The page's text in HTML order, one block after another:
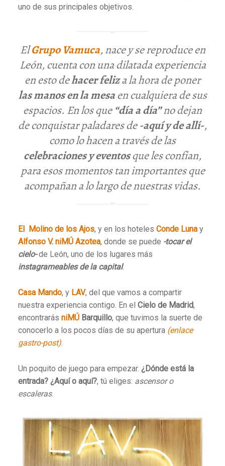
uno de sus principales objetivos.
ElGrupo Vamuca, nace y se reproduce en
León, cuenta con una dilatada experiencia
en esto dehacerfeliza la hora de poner
las manos en la mesaen cualquiera de sus
espacios. En los que “día a día”no dejan
de conquistar paladares de-aquí y de allí-,
como lo hacen a través de las
celebraciones y eventosque les confían,
para esos momentos tan importantes que
acompañan a lo largo de nuestras vidas.
El Molino de los Ajos, y en los hoteles Conde Luna y
Alfonso V. niMÚ Azotea, donde se puede -tocar el
cielo-de León, uno de los lugares más
instagrameables de la capital.
Casa Mando, y LAV, del que vamos a compartir
nuestra experiencia contigo. En el Cielo de Madrid,
encontrarás niMÚBarquillo, que tuvimos la suerte de
conocerlo a los pocos días de su apertura (enlace
gastro-post).
Un poquito de juego para empezar. ¿Dónde está la
entrada? ¿Aquí o aquí?, tú eliges: ascensor o
escaleras.